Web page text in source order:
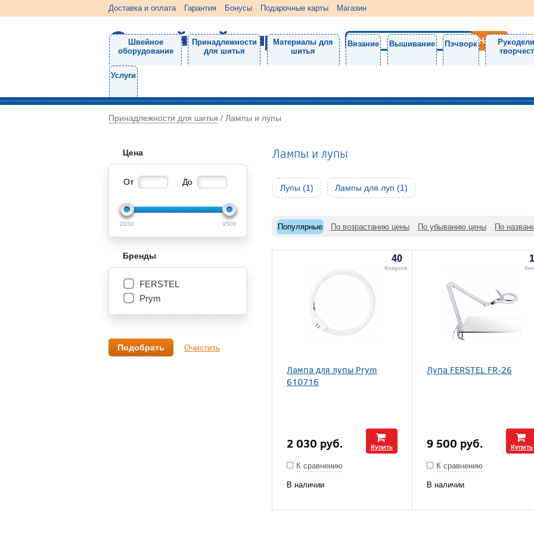
Доставка и оплата Гарантия Бонусы Подарочные карты Магазин
Швейное
оборудование
Принадлежности
для шитья
Материалы для
шитья
Вязание Вышивание Пэчворк
Услуги
Принадлежности для шитья / Лампы и лупы
Цена
От До
2030 9500
Бренды
FERSTEL
Prym
Очистить
Лампы и лупы
Лупы (1) Лампы для луп (1)
Популярные По возрастанию цены По убыванию цены По
40
бонусов
Лампа для лупы Prym
610716
2 030 руб. Купить
К сравнению
В наличии
Лупа FERSTEL FR-26
9 500 руб. Купить
К сравнению
В наличии